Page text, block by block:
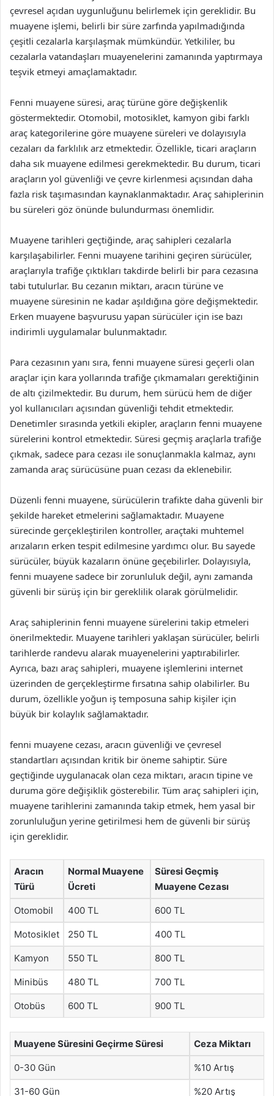
çevresel açıdan uygunluğunu belirlemek için gereklidir. Bu
muayene işlemi, belirli bir süre zarfında yapılmadığında
çeşitli cezalarla karşılaşmak mümkündür. Yetkililer, bu
cezalarla vatandaşları muayenelerini zamanında yaptırmaya
teşvik etmeyi amaçlamaktadır.
Fenni muayene süresi, araç türüne göre değişkenlik
göstermektedir. Otomobil, motosiklet, kamyon gibi farklı
araç kategorilerine göre muayene süreleri ve dolayısıyla
cezaları da farklılık arz etmektedir. Özellikle, ticari araçların
daha sık muayene edilmesi gerekmektedir. Bu durum, ticari
araçların yol güvenliği ve çevre kirlenmesi açısından daha
fazla risk taşımasından kaynaklanmaktadır. Araç sahiplerinin
bu süreleri göz önünde bulundurması önemlidir.
Muayene tarihleri geçtiğinde, araç sahipleri cezalarla
karşılaşabilirler. Fenni muayene tarihini geçiren sürücüler,
araçlarıyla trafiğe çıktıkları takdirde belirli bir para cezasına
tabi tutulurlar. Bu cezanın miktarı, aracın türüne ve
muayene süresinin ne kadar aşıldığına göre değişmektedir.
Erken muayene başvurusu yapan sürücüler için ise bazı
indirimli uygulamalar bulunmaktadır.
Para cezasının yanı sıra, fenni muayene süresi geçerli olan
araçlar için kara yollarında trafiğe çıkmamaları gerektiğinin
de altı çizilmektedir. Bu durum, hem sürücü hem de diğer
yol kullanıcıları açısından güvenliği tehdit etmektedir.
Denetimler sırasında yetkili ekipler, araçların fenni muayene
sürelerini kontrol etmektedir. Süresi geçmiş araçlarla trafiğe
çıkmak, sadece para cezası ile sonuçlanmakla kalmaz, aynı
zamanda araç sürücüsüne puan cezası da eklenebilir.
Düzenli fenni muayene, sürücülerin trafikte daha güvenli bir
şekilde hareket etmelerini sağlamaktadır. Muayene
sürecinde gerçekleştirilen kontroller, araçtaki muhtemel
arızaların erken tespit edilmesine yardımcı olur. Bu sayede
sürücüler, büyük kazaların önüne geçebilirler. Dolayısıyla,
fenni muayene sadece bir zorunluluk değil, aynı zamanda
güvenli bir sürüş için bir gereklilik olarak görülmelidir.
Araç sahiplerinin fenni muayene sürelerini takip etmeleri
önerilmektedir. Muayene tarihleri yaklaşan sürücüler, belirli
tarihlerde randevu alarak muayenelerini yaptırabilirler.
Ayrıca, bazı araç sahipleri, muayene işlemlerini internet
üzerinden de gerçekleştirme fırsatına sahip olabilirler. Bu
durum, özellikle yoğun iş temposuna sahip kişiler için
büyük bir kolaylık sağlamaktadır.
fenni muayene cezası, aracın güvenliği ve çevresel
standartları açısından kritik bir öneme sahiptir. Süre
geçtiğinde uygulanacak olan ceza miktarı, aracın tipine ve
duruma göre değişiklik gösterebilir. Tüm araç sahipleri için,
muayene tarihlerini zamanında takip etmek, hem yasal bir
zorunluluğun yerine getirilmesi hem de güvenli bir sürüş
için gereklidir.
Aracın
Türü
Normal Muayene
Ücreti
Süresi Geçmiş
Muayene Cezası
Otomobil 400 TL 600 TL
Motosiklet 250 TL 400 TL
Kamyon 550 TL 800 TL
Minibüs 480 TL 700 TL
Otobüs 600 TL 900 TL
Muayene Süresini Geçirme Süresi Ceza Miktarı
0-30 Gün %10 Artış
31-60 Gün %20 Artış